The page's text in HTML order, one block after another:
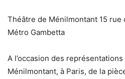
Théâtre de Ménilmontant 15 rue
Métro Gambetta
A l’occasion des
Ménilmontant, à Paris, de la